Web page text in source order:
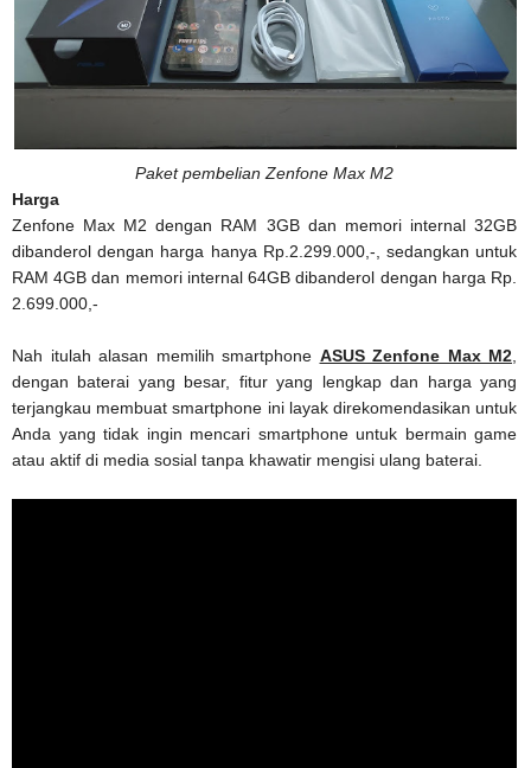
Paket pembelian Zenfone Max M2
Harga
Zenfone Max M2 dengan RAM 3GB dan memori internal 32GB
dibanderol dengan harga hanya Rp.2.299.000,-, sedangkan untuk
RAM 4GB dan memori internal 64GB dibanderol dengan harga Rp.
2.699.000,-
Nah itulah alasan memilih smartphone ASUS Zenfone Max M2
dengan baterai yang besar, fitur yang lengkap dan harga yang
terjangkau membuat smartphone ini layak direkomendasikan untuk
Anda yang tidak ingin mencari smartphone untuk bermain game
atau aktif di media sosial tanpa khawatir mengisi ulang baterai.